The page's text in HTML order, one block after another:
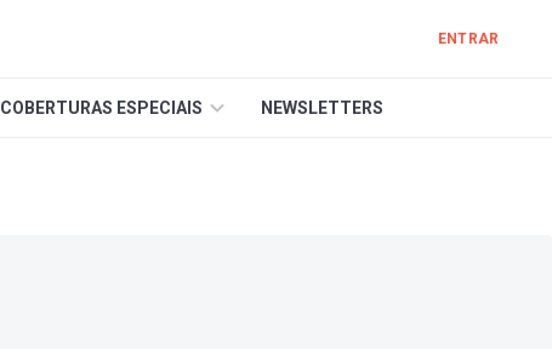
ENTRAR
COBERTURAS ESPECIAIS NEWSLETTERS